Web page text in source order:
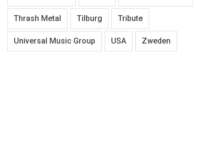
Thrash Metal Tilburg Tribute
Universal Music Group USA Zweden